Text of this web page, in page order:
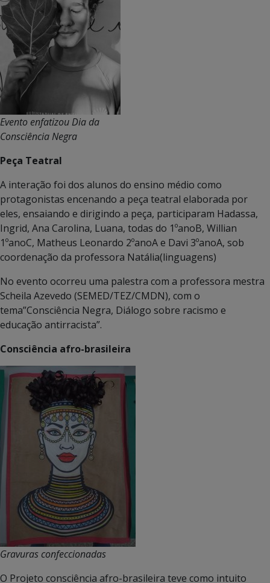
Evento enfatizou Dia da
Consciência Negra
Peça Teatral
A interação foi dos alunos do ensino médio como
protagonistas encenando a peça teatral elaborada por
eles, ensaiando e dirigindo a peça, participaram Hadassa,
Ingrid, Ana Carolina, Luana, todas do 1ºanoB, Willian
1ºanoC, Matheus Leonardo 2ºanoA e Davi 3ºanoA, sob
coordenação da professora Natália(linguagens)
No evento ocorreu uma palestra com a professora mestra
Scheila Azevedo (SEMED/TEZ/CMDN), com o
tema”Consciência Negra, Diálogo sobre racismo e
educação antirracista”.
Consciência afro-brasileira
Gravuras confeccionadas
O Projeto consciência afro-brasileira teve como intuito